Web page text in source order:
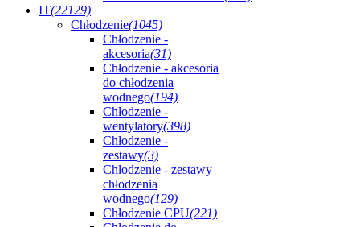
IT(22129)
Chłodzenie(1045)
Chłodzenie -
akcesoria(31)
Chłodzenie - akcesoria
do chłodzenia
wodnego(194)
Chłodzenie -
wentylatory(398)
Chłodzenie -
zestawy(3)
Chłodzenie - zestawy
chłodzenia
wodnego(129)
Chłodzenie CPU(221)